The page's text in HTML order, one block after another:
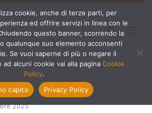
Search
» Piazza di S.Calisto
2025
cookie, anche di terze parti, per
ed offrire servizi in linea con le
questo banner, scorrendo la
qualunque suo elemento acconsenti
Se vuoi saperne di più o negare il
alcuni cookie vai alla pagina Cookie
Policy.
capito
Privacy Policy